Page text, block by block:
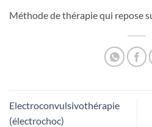
Méthode de thérapie qui repose
Electroconvulsivothérapie
(électrochoc)